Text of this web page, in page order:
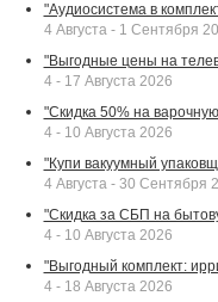
"Аудиосистема в
4 Августа - 1 Сентября
"Выгодные цены на
4 - 17 Августа 2026
"Скидка 50% на
4 - 10 Августа 2026
"Купи вакуумный
4 Августа - 30 Сентября
"Скидка за СБП на
4 - 10 Августа 2026
"Выгодный комплект:
4 - 18 Августа 2026